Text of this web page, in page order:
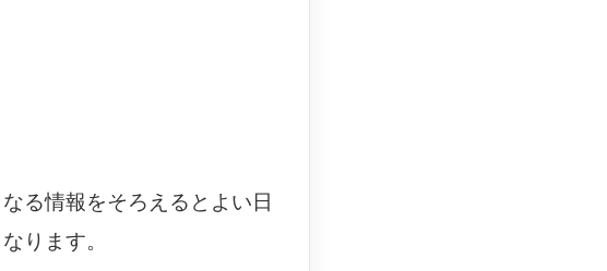
る情報をそろえるとよい日
ります。